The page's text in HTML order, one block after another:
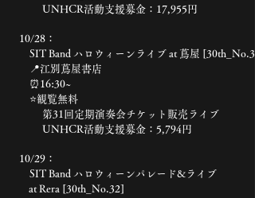
UNHCR活動支援募金：17,955円
10/28：
SIT Band ハロウィーンライブ at 蔦屋
📍江別蔦屋書店
⏰16:30~
⭐️観覧無料
第31回定期演奏会チケット販売ライブ
UNHCR活動支援募金：5,794円
10/29：
SIT Band ハロウィーンパレード&ライブ
at Rera [30th_No.32]